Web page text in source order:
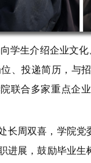
学生介绍企业文
、投递简历，与
联合多家重点企
长周双喜，学院
进展，鼓励毕业